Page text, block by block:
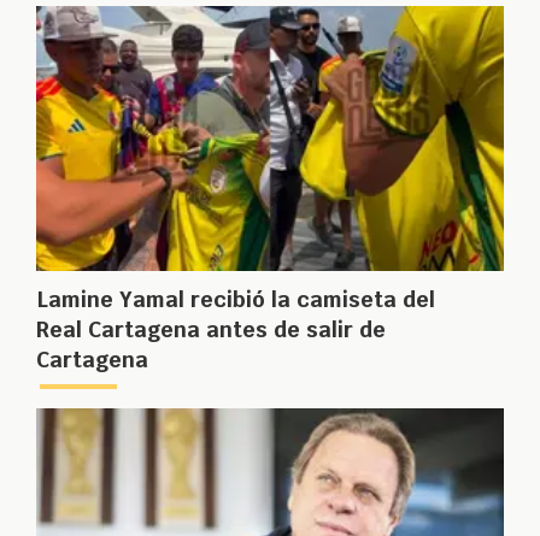
Lamine Yamal recibió la camiseta del
Real Cartagena antes de salir de
Cartagena